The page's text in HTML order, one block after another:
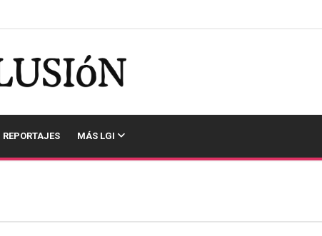
REPORTAJES MÁS LGI